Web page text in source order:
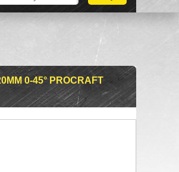
0-45° PROCRAFT